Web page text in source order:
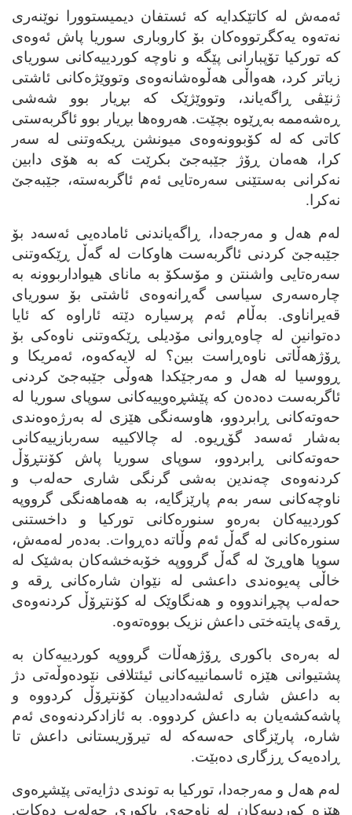
ئه‌مه‌ش له‌ کاتێکدایه‌ که‌ ئستفان دیمیستوورا نوێنه‌ری
نه‌ته‌وه‌ یه‌کگرتووه‌کان بۆ کاروباری سوریا پاش ئه‌وه‌ی
که‌ تورکیا تۆپبارانی پێگه‌ و ناوچه‌ کوردییه‌کانی سوریای
زیاتر کرد، هه‌واڵی هه‌ڵوه‌شانه‌وه‌ی وتووێژه‌کانی ئاشتی
ژنێڤی ڕاگه‌یاند، وتووێژێک که‌ بڕیار بوو شه‌شی
ڕه‌شه‌ممه‌ به‌ڕێوه‌ بچێت. هه‌روه‌ها بڕیار بوو ئاگربه‌ستی
کاتی که‌ له‌ کۆبوونه‌وه‌ی میونشن ڕیکه‌وتنی له‌ سه‌ر
کرا، هه‌مان ڕۆژ جێبه‌جێ بکرێت که‌ به‌ هۆی دابین
نه‌کرانی به‌ستێنی سه‌ره‌تایی ئه‌م ئاگربه‌سته‌، جێبه‌جێ
نه‌کرا.
له‌م هه‌ل و مه‌رجه‌دا، ڕاگه‌یاندنی ئاماده‌یی ئه‌سه‌د بۆ
جێبه‌جێ کردنی ئاگربه‌ست هاوکات له‌ گه‌ڵ ڕێکه‌وتنی
سه‌ره‌تایی واشنتن و مۆسکۆ به‌ مانای هیواداربوونه‌ به‌
چاره‌سه‌ری سیاسی گه‌ڕانه‌وه‌ی ئاشتی بۆ سوریای
قه‌یراناوی. به‌ڵام ئه‌م پرسیاره‌ دێته‌ ئاراوه‌ که‌ ئایا
ده‌توانین له‌ چاوه‌ڕوانی مۆدیلی ڕێکه‌وتنی ناوه‌کی بۆ
ڕۆژهه‌ڵاتی ناوه‌ڕاست بین؟ له‌ لایه‌که‌وه‌، ئه‌مریکا و
ڕووسیا له‌ هه‌ل و مه‌رجێکدا هه‌وڵی جێبه‌جێ کردنی
ئاگربه‌ست ده‌ده‌ن که‌ پێشڕه‌وییه‌کانی سوپای سوریا له‌
حه‌وته‌کانی ڕابردوو، هاوسه‌نگی هێزی له‌ به‌رژه‌وه‌ندی
به‌شار ئه‌سه‌د گۆڕیوه‌. له‌ چالاکییه‌ سه‌ربازییه‌کانی
حه‌وته‌کانی ڕابردوو، سوپای سوریا پاش کۆنتڕۆڵ
کردنه‌وه‌ی چه‌ندین به‌شی گرنگی شاری حه‌له‌ب و
ناوچه‌کانی سه‌ر به‌م پارێزگایه‌، به‌ هه‌ماهه‌نگی گرووپه‌
کوردییه‌کان به‌ره‌و سنوره‌کانی تورکیا و داخستنی
سنوره‌کانی له‌ گه‌ڵ ئه‌م وڵاته‌ ده‌ڕوات. به‌ده‌ر له‌مه‌ش،
سوپا هاوڕێ له‌ گه‌ڵ گرووپه‌ خۆبه‌خشه‌کان به‌شێک له‌
خاڵی په‌یوه‌ندی داعشی له‌ نێوان شاره‌کانی ڕقه‌ و
حه‌له‌ب پچڕاندووه‌ و هه‌نگاوێک له‌ کۆنتڕۆڵ کردنه‌وه‌ی
ڕقه‌ی پایته‌ختی داعش نزیک بووه‌ته‌وه‌.
له‌ به‌ره‌ی باکوری ڕۆژهه‌ڵات گرووپه‌ کوردییه‌کان به‌
پشتیوانی هێزه‌ ئاسمانییه‌کانی ئیئتلافی نێوده‌وڵه‌تی دژ
به‌ داعش شاری ئه‌لشه‌دادییان کۆنتڕۆڵ کردووه‌ و
پاشه‌کشه‌یان به‌ داعش کردووه‌. به‌ ئازادکردنه‌وه‌ی ئه‌م
شاره‌، پارێزگای حه‌سه‌که‌ له‌ تیرۆریستانی داعش تا
ڕاده‌یه‌ک ڕزگاری ده‌بێت.
له‌م هه‌ل و مه‌رجه‌دا، تورکیا به‌ توندی دژایه‌تی پێشڕه‌وی
هێزه‌ کوردییه‌کان له‌ ناوچه‌ی باکوری حه‌له‌ب ده‌کات.